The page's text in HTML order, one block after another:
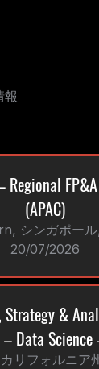
報
Regional
(APAC)
シンガポー
20/07/2026
Strategy &
– Data
リフォルニア